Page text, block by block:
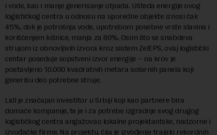
i vode, kao i manje generisanje otpada. Ušteda energije ovog
logističkog centra u odnosu na uporedne objekte iznosi čak
45%, dok je potrošnja vode, upotrebom posebne vrste slavina i
korišćenjem kišnice, manja za 80%. Osim što se snabdeva
strujom iz obnovljivih izvora kroz sistem ZelEPS, ovaj logistički
centar poseduje sopstveni izvor energije – na krov je
postavljeno 10.000 kvadratnih metara solarnih panela koji
generišu deo potrebne struje.
Lidl je značajan investitor u Srbiji koji kao partnere bira
domaće kompanije, te je i za potrebe izgradnje svog drugog
logističkog centra angažovao lokalne projektantske, nadzorne i
izvođačke firme. Na projektu, čija je izvođenje trajalo rekordnih